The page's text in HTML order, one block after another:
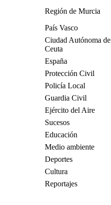
Región de Murcia
País Vasco
Ciudad Autónoma de
Ceuta
España
Protección Civil
Policía Local
Guardia Civil
Ejército del Aire
Sucesos
Educación
Medio ambiente
Deportes
Cultura
Reportajes